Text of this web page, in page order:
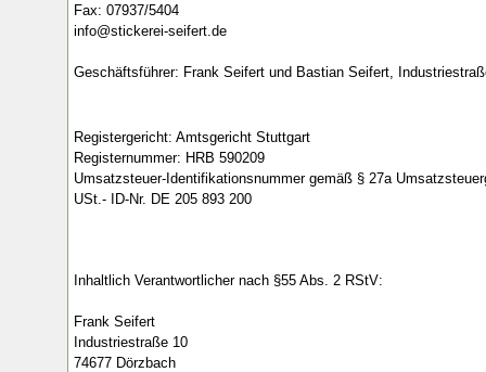
Fax: 07937/5404
info@stickerei-seifert.de
Geschäftsführer: Frank Seifert und Bastian Seifert,
Registergericht: Amtsgericht Stuttgart
Registernummer: HRB 590209
Umsatzsteuer-Identifikationsnummer gemäß § 27a
USt.- ID-Nr. DE 205 893 200
Inhaltlich Verantwortlicher nach §55 Abs. 2 RStV:
Frank Seifert
Industriestraße 10
74677 Dörzbach